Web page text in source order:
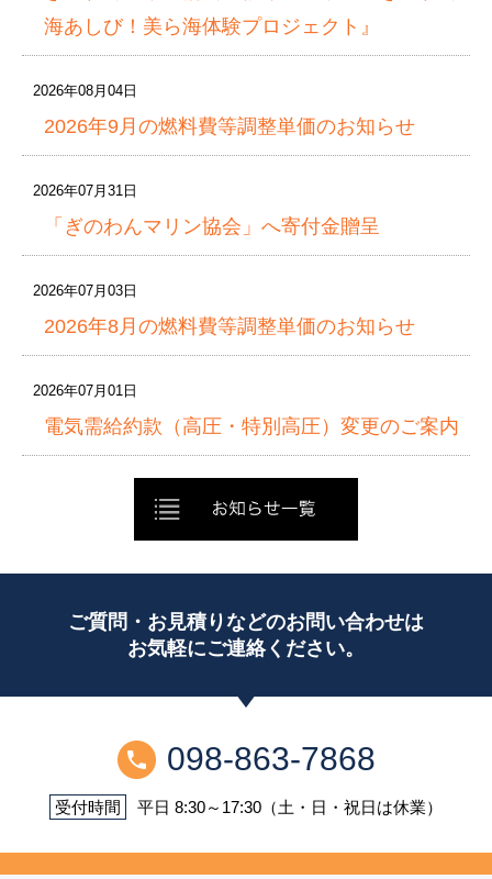
海あしび！美ら海体験プロジェクト』
2026年08月04日
2026年9月の燃料費等調整単価のお知らせ
2026年07月31日
「ぎのわんマリン協会」へ寄付金贈呈
2026年07月03日
2026年8月の燃料費等調整単価のお知らせ
2026年07月01日
電気需給約款（高圧・特別高圧）変更のご案内
ご質問・お見積りなどのお問い合わせは
お気軽にご連絡ください。
098-863-7868
受付時間 平日 8:30～17:30（土・日・祝日は休業）